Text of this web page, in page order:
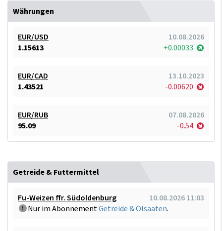
Währungen
EUR/USD
10.08.2026
1.15613
+0.00033
EUR/CAD
13.10.2023
1.43521
-0.00620
EUR/RUB
07.08.2026
95.09
-0.54
Getreide & Futtermittel
Fu-Weizen ffr. Südoldenburg
10.08.2026 11:03
Nur im AbonnementGetreide & Ölsaaten.